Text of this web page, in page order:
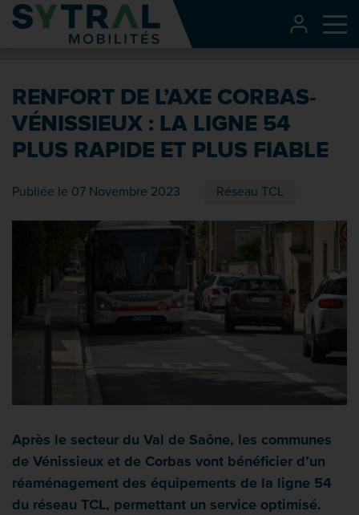
Contenu
Entête de page
Recherche
Pied de page
RENFORT DE L’AXE CORBAS-
VÉNISSIEUX : LA LIGNE 54
PLUS RAPIDE ET PLUS FIABLE
Publiée le 07 Novembre 2023 Réseau TCL
Après le secteur du Val de Saône, les communes
de Vénissieux et de Corbas vont bénéficier d’un
réaménagement des équipements de la ligne 54
du réseau TCL, permettant un service optimisé.